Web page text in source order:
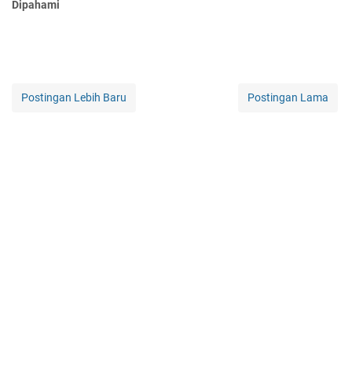
Dipahami
Postingan Lebih Baru Postingan Lama